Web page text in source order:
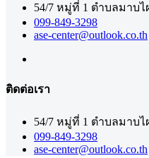
54/7 หมู่ที่ 1 ตำบลมาบไ
099-849-3298
ase-center@outlook.co.th
ติดต่อเรา
54/7 หมู่ที่ 1 ตำบลมาบไ
099-849-3298
ase-center@outlook.co.th